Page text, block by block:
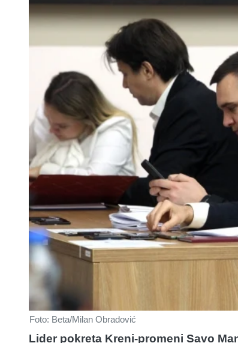
Foto: Beta/Milan Obradović
Lider pokreta Kreni-promeni Savo